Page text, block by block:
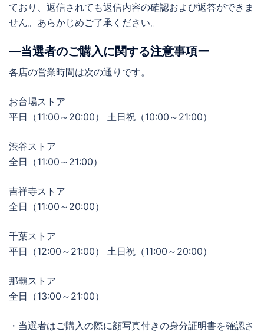
ており、返信されても返信内容の確認および返答ができま
せん。あらかじめご了承ください。
―当選者のご購入に関する注意事項ー
各店の営業時間は次の通りです。
お台場ストア
平日（11:00～20:00） 土日祝（10:00～21:00）
渋谷ストア
全日（11:00～21:00）
吉祥寺ストア
全日（11:00～20:00）
千葉ストア
平日（12:00～21:00） 土日祝（11:00～20:00）
那覇ストア
全日（13:00～21:00）
・当選者はご購入の際に顔写真付きの身分証明書を確認さ